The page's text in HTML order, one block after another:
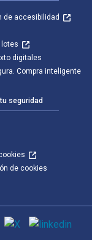
de accesibilidad
lotes
digitales
Compra inteligente
seguridad
de cookies